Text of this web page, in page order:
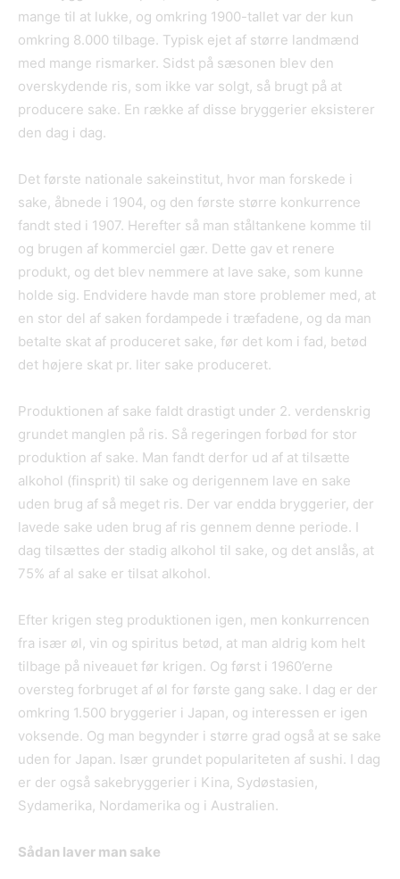
mange til at lukke, og omkring 1900-tallet var der kun
omkring 8.000 tilbage. Typisk ejet af større landmænd
med mange rismarker. Sidst på sæsonen blev den
overskydende ris, som ikke var solgt, så brugt på at
producere sake. En række af disse bryggerier eksisterer
den dag i dag.
Det første nationale sakeinstitut, hvor man forskede i
sake, åbnede i 1904, og den første større konkurrence
fandt sted i 1907. Herefter så man ståltankene komme til
og brugen af kommerciel gær. Dette gav et renere
produkt, og det blev nemmere at lave sake, som kunne
holde sig. Endvidere havde man store problemer med, at
en stor del af saken fordampede i træfadene, og da man
betalte skat af produceret sake, før det kom i fad, betød
det højere skat pr. liter sake produceret.
Produktionen af sake faldt drastigt under 2. verdenskrig
grundet manglen på ris. Så regeringen forbød for stor
produktion af sake. Man fandt derfor ud af at tilsætte
alkohol (finsprit) til sake og derigennem lave en sake
uden brug af så meget ris. Der var endda bryggerier, der
lavede sake uden brug af ris gennem denne periode. I
dag tilsættes der stadig alkohol til sake, og det anslås, at
75% af al sake er tilsat alkohol.
Efter krigen steg produktionen igen, men konkurrencen
fra især øl, vin og spiritus betød, at man aldrig kom helt
tilbage på niveauet før krigen. Og først i 1960’erne
oversteg forbruget af øl for første gang sake. I dag er der
omkring 1.500 bryggerier i Japan, og interessen er igen
voksende. Og man begynder i større grad også at se sake
uden for Japan. Især grundet populariteten af sushi. I dag
er der også sakebryggerier i Kina, Sydøstasien,
Sydamerika, Nordamerika og i Australien.
Sådan laver man sake